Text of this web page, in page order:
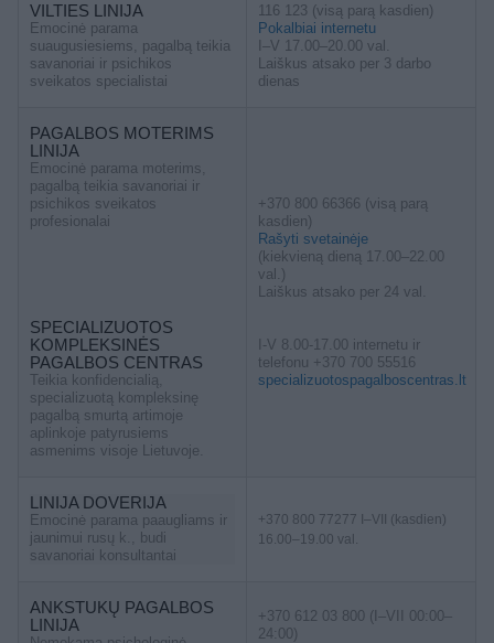
VILTIES LINIJA
Emocinė parama
suaugusiesiems, pagalbą teikia
savanoriai ir psichikos
sveikatos specialistai
116 123 (visą parą kasdien)
Pokalbiai internetu
I–V 17.00–20.00 val.
Laiškus atsako per 3 darbo
dienas
PAGALBOS MOTERIMS
LINIJA
Emocinė parama moterims,
pagalbą teikia savanoriai ir
psichikos sveikatos
profesionalai
SPECIALIZUOTOS
KOMPLEKSINĖS
PAGALBOS CENTRAS
Teikia konfidencialią,
specializuotą kompleksinę
pagalbą smurtą artimoje
aplinkoje patyrusiems
asmenims visoje Lietuvoje.
+370 800 66366 (visą parą
kasdien)
Rašyti svetainėje
(kiekvieną dieną 17.00–22.00
val.)
Laiškus atsako per 24 val.
I-V 8.00-17.00 internetu ir
telefonu +370 700 55516
specializuotospagalboscentras.lt
LINIJA DOVERIJA
Emocinė parama paaugliams ir
jaunimui rusų k., budi
savanoriai konsultantai
+370 800 77277 I–VII (kasdien)
16.00–19.00 val.
ANKSTUKŲ PAGALBOS
LINIJA
+370 612 03 800 (I–VII 00:00–
24:00)